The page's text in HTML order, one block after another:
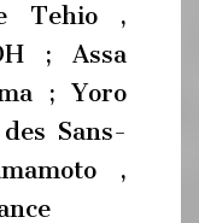
Tehio ,
; Assa
; Yoro
Sans-
,